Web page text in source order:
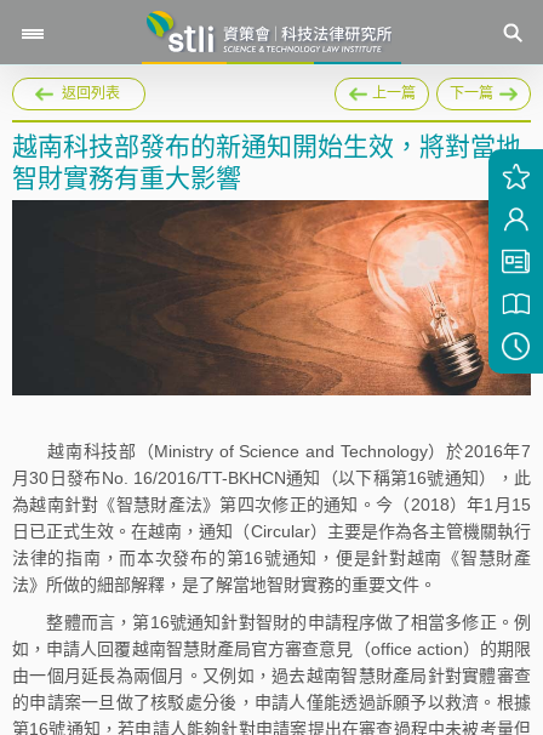
返回列表 上一篇 下一篇
越南科技部發布的新通知開始生效，將對當地
智財實務有重大影響
越南科技部（Ministry of Science and Technology）於2016年7
月30日發布No. 16/2016/TT-BKHCN通知（以下稱第16號通知），此
為越南針對《智慧財產法》第四次修正的通知。今（2018）年1月15
日已正式生效。在越南，通知（Circular）主要是作為各主管機關執行
法律的指南，而本次發布的第16號通知，便是針對越南《智慧財產
法》所做的細部解釋，是了解當地智財實務的重要文件。
整體而言，第16號通知針對智財的申請程序做了相當多修正。例
如，申請人回覆越南智慧財產局官方審查意見（office action）的期限
由一個月延長為兩個月。又例如，過去越南智慧財產局針對實體審查
的申請案一旦做了核駁處分後，申請人僅能透過訴願予以救濟。根據
第16號通知，若申請人能夠針對申請案提出在審查過程中未被考量但